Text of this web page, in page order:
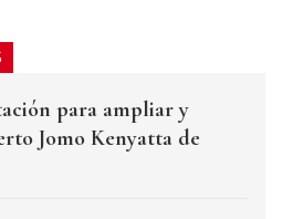
para ampliar y
Jomo Kenyatta de